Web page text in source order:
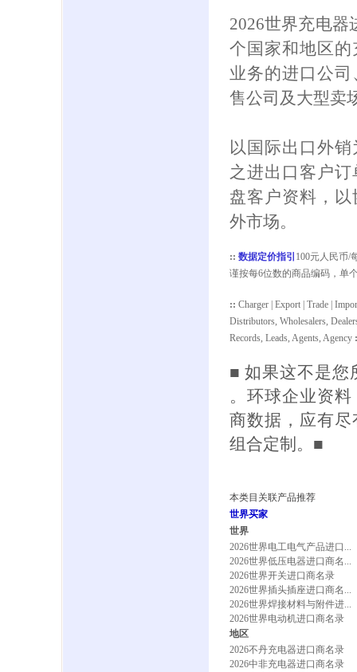
2026世界充电器
个国家和地区
业务的进口公
售公司及大型卖
以国际出口外
之进出口客户
盘客户资料，
外市场。
:: 数据定价指引 100元人民币/
谨按每6位数的商品编码，单
:: Charger | Export | Trade |
Distributors, Wholesalers,
Records, Leads, Agents, Agency :
■ 如果这不是您
。环球企业资
商数据，应有
组合定制。■
本类目关联产品推荐
世界买家
世界
2026世界电工电气产品进口...
2026世界低压电器进口商名...
2026世界开关进口商名录
2026世界插头插座进口商名...
2026世界焊接材料与附件进...
2026世界电动机进口商名录
地区
2026不丹充电器进口商名录
2026中非充电器进口商名录